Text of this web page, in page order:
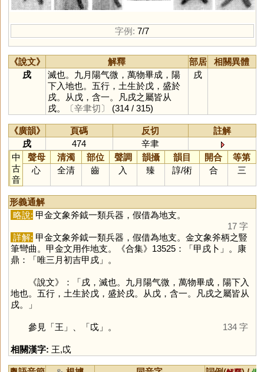
字例: 7/7
《說文》 解釋 部居
相關異體
戌
滅也。九月陽气微，萬物畢成，陽
下入地也。五行，土生於戊，盛於
戌。从戊，含一。凡戌之屬皆从
戌。
〔辛聿切〕 (314 / 315)
戌
《廣韻》 頁碼 反切
註解
戌
474
辛聿
中
古
音
聲母 清濁 部位 聲調 韻攝 韻目 開合
等第
心
全清 齒 入 臻 諄/術 合 三
形義通解
略說: 甲金文象斧鉞一類兵器，假借為地支。
17 字
詳解: 甲金文象斧鉞一類兵器，假借為地支。金文象斧柄之豎
筆彎曲。甲金文用作地支。《合集》13525：「甲戌卜」。康
鼎：「唯三月初吉甲戌」。
《說文》：「戌，滅也。九月陽气微，萬物畢成，陽下入
地也。五行，土生於戊，盛於戌。从戊，含一。凡戌之屬皆从
戌。」
參見「王 」、「戉」。 134 字
相關漢字: 王,戉